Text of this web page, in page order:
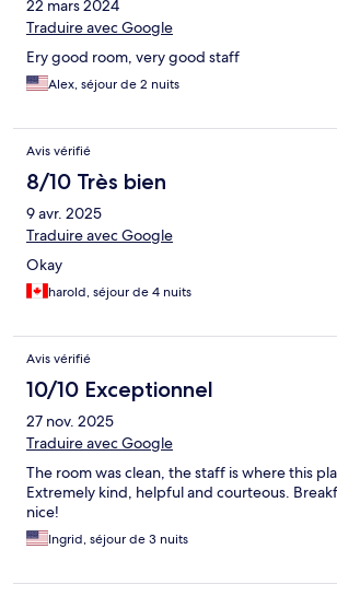
22 mars 2024
Traduire avec Google
Ery good room, very good staff
Alex, séjour de 2 nuits
Avis vérifié
8/10 Très bien
9 avr. 2025
Traduire avec Google
Okay
harold, séjour de 4 nuits
Avis vérifié
10/10 Exceptionnel
27 nov. 2025
Traduire avec Google
The room was clean, the staff is where this
Extremely kind, helpful and courteous.
nice!
Ingrid, séjour de 3 nuits